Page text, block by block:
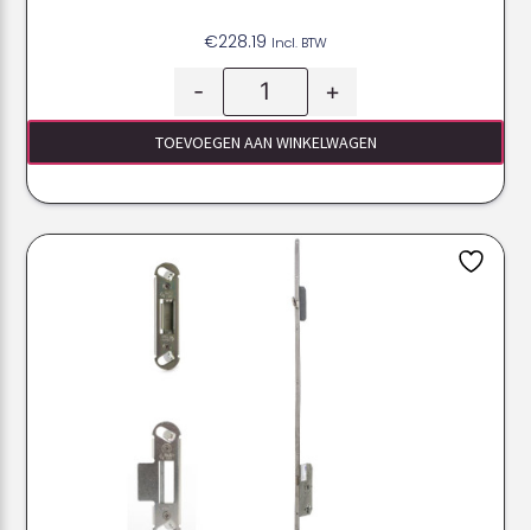
€228.19 Incl. BTW
- +
TOEVOEGEN AAN WINKELWAGEN